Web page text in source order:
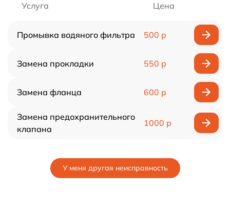
Услуга Цена
Промывка водяного фильтра 500 р
Замена прокладки 550 р
Замена фланца 600 р
Замена предохранительного
клапана
1000 р
У меня другая неисправность